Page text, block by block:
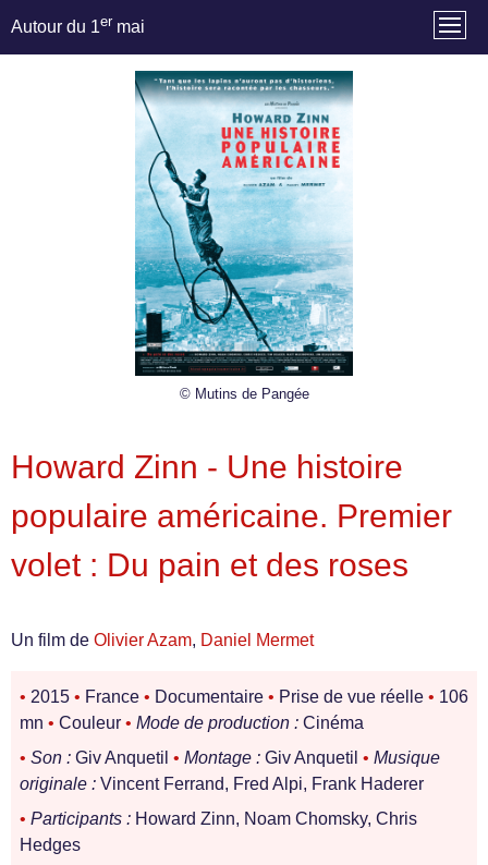
Autour du 1er mai
© Mutins de Pangée
Howard Zinn - Une histoire
populaire américaine. Premier
volet : Du pain et des roses
Un film de Olivier Azam, Daniel Mermet
• 2015 • France • Documentaire • Prise de vue réelle • 106
mn • Couleur • Mode de production : Cinéma
• Son : Giv Anquetil • Montage : Giv Anquetil • Musique
originale : Vincent Ferrand, Fred Alpi, Frank Haderer
• Participants : Howard Zinn, Noam Chomsky, Chris
Hedges